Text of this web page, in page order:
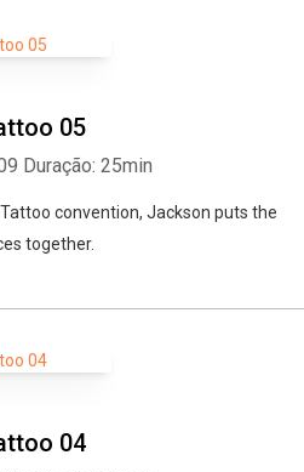
05
Duração: 25min
convention, Jackson puts the
together.
04